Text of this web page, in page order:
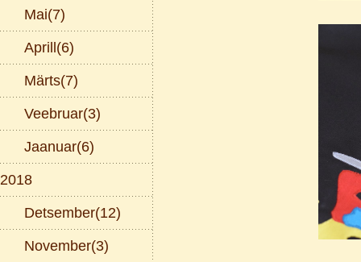
Mai(7)
Aprill(6)
Märts(7)
Veebruar(3)
Jaanuar(6)
2018
Detsember(12)
November(3)